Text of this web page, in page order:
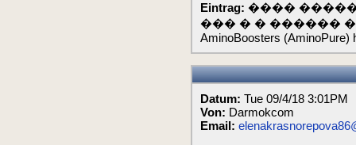
Eintrag: ����
��� � � ������
AminoBoosters (AminoPure)
Datum: Tue 09/4/18 3:01PM
Von: Darmokcom
Email: